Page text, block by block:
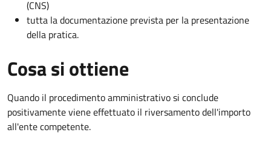
(CNS)
tutta la documentazione prevista per la presentazione
della pratica.
Cosa si ottiene
Quando il procedimento amministrativo si conclude
positivamente viene effettuato il riversamento dell'importo
all'ente competente.